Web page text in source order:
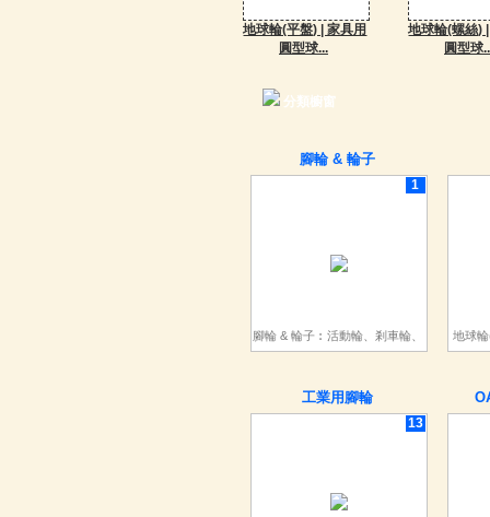
地球輪(平盤) | 家具用
圓型球...
地球輪(螺絲)
圓型球
分類櫥窗
腳輪 & 輪子
腳輪 & 輪子︰活動輪、剎車輪、
定向輪、TPR輪、PU輪、橡膠
1
地球
工業用腳輪
13